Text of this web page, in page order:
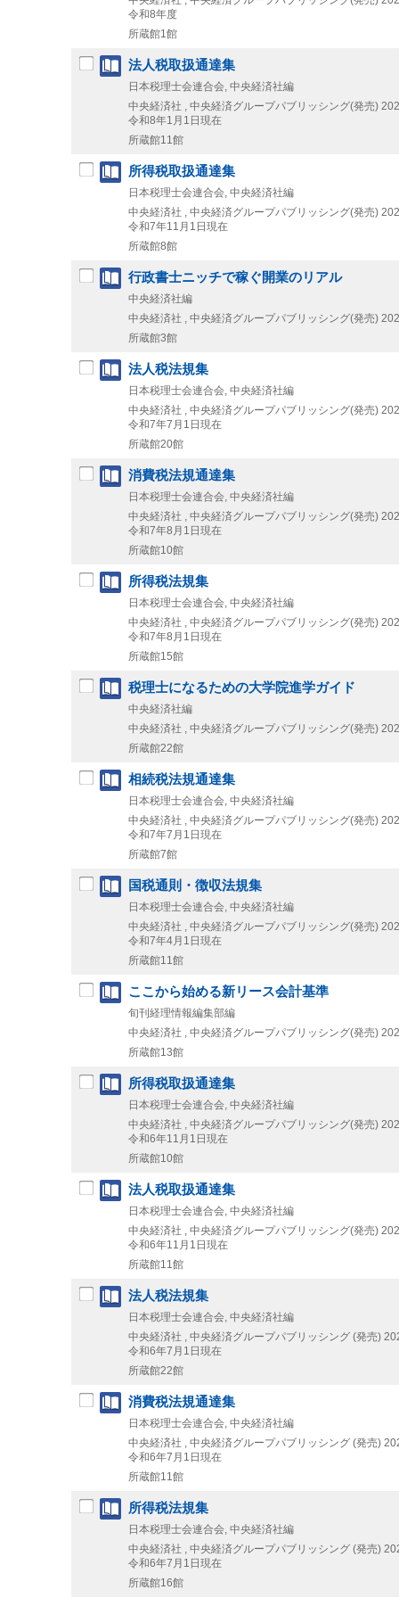
令和8年度
所蔵館1館
法人税取扱通達集
日本税理士会連合会, 中央経済社編
中央経済社 , 中央経済グループパブリッシング(発売)
令和8年1月1日現在
所蔵館11館
所得税取扱通達集
日本税理士会連合会, 中央経済社編
中央経済社 , 中央経済グループパブリッシング(発売)
令和7年11月1日現在
所蔵館8館
行政書士ニッチで稼ぐ開業のリアル
中央経済社編
中央経済社 , 中央経済グループパブリッシング(発売)
所蔵館3館
法人税法規集
日本税理士会連合会, 中央経済社編
中央経済社 , 中央経済グループパブリッシング(発売)
令和7年7月1日現在
所蔵館20館
消費税法規通達集
日本税理士会連合会, 中央経済社編
中央経済社 , 中央経済グループパブリッシング(発売)
令和7年8月1日現在
所蔵館10館
所得税法規集
日本税理士会連合会, 中央経済社編
中央経済社 , 中央経済グループパブリッシング(発売)
令和7年8月1日現在
所蔵館15館
税理士になるための大学院進学ガイド
中央経済社編
中央経済社 , 中央経済グループパブリッシング(発売)
所蔵館22館
相続税法規通達集
日本税理士会連合会, 中央経済社編
中央経済社 , 中央経済グループパブリッシング(発売)
令和7年7月1日現在
所蔵館7館
国税通則・徴収法規集
日本税理士会連合会, 中央経済社編
中央経済社 , 中央経済グループパブリッシング(発売)
令和7年4月1日現在
所蔵館11館
ここから始める新リース会計基準
旬刊経理情報編集部編
中央経済社 , 中央経済グループパブリッシング(発売)
所蔵館13館
所得税取扱通達集
日本税理士会連合会, 中央経済社編
中央経済社 , 中央経済グループパブリッシング(発売)
令和6年11月1日現在
所蔵館10館
法人税取扱通達集
日本税理士会連合会, 中央経済社編
中央経済社 , 中央経済グループパブリッシング(発売)
令和6年11月1日現在
所蔵館11館
法人税法規集
日本税理士会連合会, 中央経済社編
中央経済社 , 中央経済グループパブリッシング (発売)
令和6年7月1日現在
所蔵館22館
消費税法規通達集
日本税理士会連合会, 中央経済社編
中央経済社 , 中央経済グループパブリッシング (発売)
令和6年7月1日現在
所蔵館11館
所得税法規集
日本税理士会連合会, 中央経済社編
中央経済社 , 中央経済グループパブリッシング (発売)
令和6年7月1日現在
所蔵館16館